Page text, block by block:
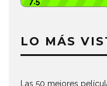
LO MÁS
Las 50 mejores